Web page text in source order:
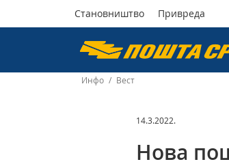
Пошта
Србије
Становништво Привреда
Инфо / Вест
14.3.2022.
Нова